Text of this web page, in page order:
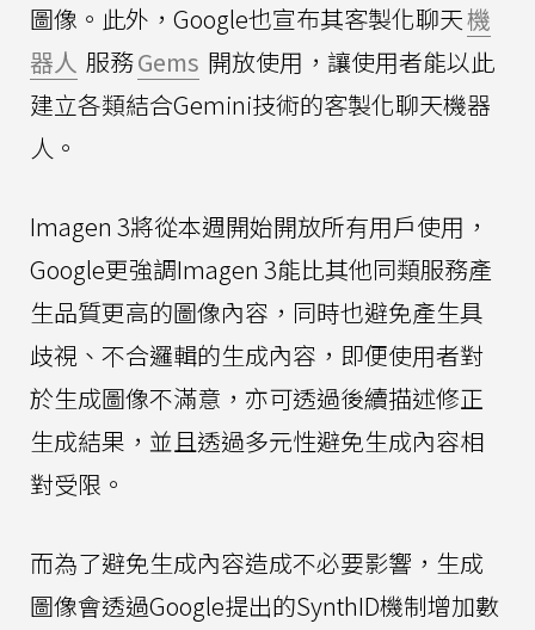
圖像。此外，Google也宣布其客製化聊天機
器人 服務Gems 開放使用，讓使用者能以此
建立各類結合Gemini技術的客製化聊天機器
人。
Imagen 3將從本週開始開放所有用戶使用，
Google更強調Imagen 3能比其他同類服務產
生品質更高的圖像內容，同時也避免產生具
歧視、不合邏輯的生成內容，即便使用者對
於生成圖像不滿意，亦可透過後續描述修正
生成結果，並且透過多元性避免生成內容相
對受限。
而為了避免生成內容造成不必要影響，生成
圖像會透過Google提出的SynthID機制增加數